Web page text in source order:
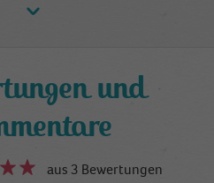
viel mehr. Denn nur mit der
jeder Veranstaltung ein
Auf dieser Basis
Konzept für Euch, das
Lieblingsplaylist als auch das
alles aus einer Hand. Klingt
und
aus 3 Bewertungen